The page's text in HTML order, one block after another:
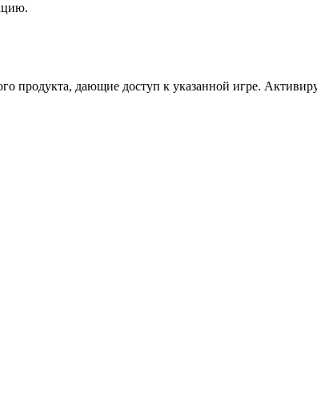
дающие доступ к указанной игре.